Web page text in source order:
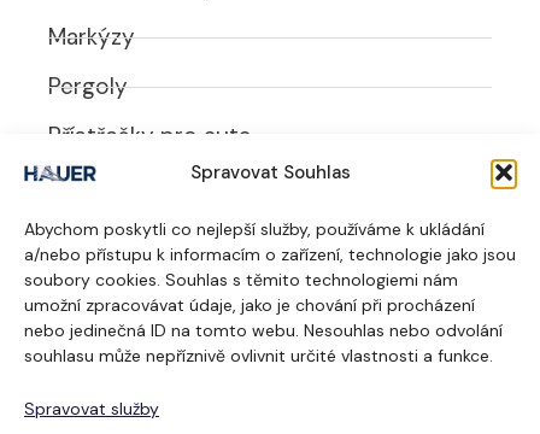
Spravovat Souhlas
Abychom poskytli co nejlepší služby, používáme k ukládání
a/nebo přístupu k informacím o zařízení, technologie jako jsou
soubory cookies. Souhlas s těmito technologiemi nám
umožní zpracovávat údaje, jako je chování při procházení
nebo jedinečná ID na tomto webu. Nesouhlas nebo odvolání
souhlasu může nepříznivě ovlivnit určité vlastnosti a funkce.
Spravovat služby
Markýzy
Pergoly
Přístřešky pro auta
UŽITEČNÉ ODKAZY
O nás
Realizace
Dodavatelé
Kontakt